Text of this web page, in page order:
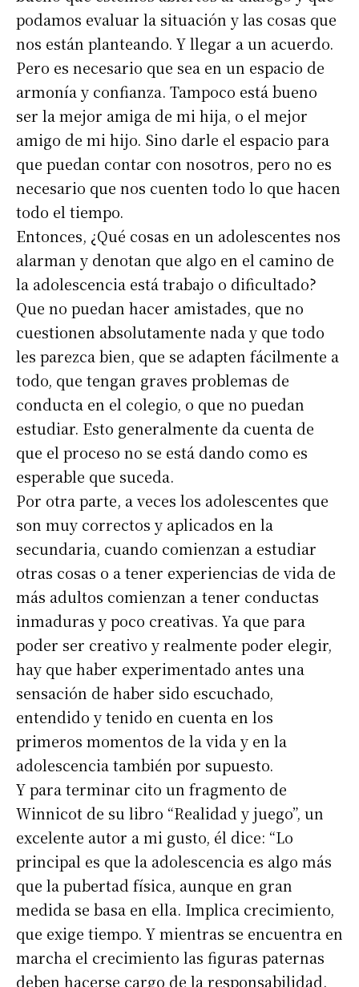
Apellidos
Número de teléfono
podamos evaluar la situación y las cosas que
nos están planteando. Y llegar a un acuerdo.
Pero es necesario que sea en un espacio de
armonía y confianza. Tampoco está bueno
ser la mejor amiga de mi hija, o el mejor
amigo de mi hijo. Sino darle el espacio para
que puedan contar con nosotros, pero no es
necesario que nos cuenten todo lo que hacen
todo el tiempo.
Entonces, ¿Qué cosas en un adolescentes nos
alarman y denotan que algo en el camino de
la adolescencia está trabajo o dificultado?
Que no puedan hacer amistades, que no
cuestionen absolutamente nada y que todo
les parezca bien, que se adapten fácilmente a
todo, que tengan graves problemas de
conducta en el colegio, o que no puedan
estudiar. Esto generalmente da cuenta de
que el proceso no se está dando como es
esperable que suceda.
Por otra parte, a veces los adolescentes que
son muy correctos y aplicados en la
secundaria, cuando comienzan a estudiar
otras cosas o a tener experiencias de vida de
más adultos comienzan a tener conductas
inmaduras y poco creativas. Ya que para
poder ser creativo y realmente poder elegir,
hay que haber experimentado antes una
sensación de haber sido escuchado,
entendido y tenido en cuenta en los
primeros momentos de la vida y en la
adolescencia también por supuesto.
Y para terminar cito un fragmento de
Winnicot de su libro “Realidad y juego”, un
excelente autor a mi gusto, él dice: “Lo
principal es que la adolescencia es algo más
que la pubertad física, aunque en gran
medida se basa en ella. Implica crecimiento,
que exige tiempo. Y mientras se encuentra en
marcha el crecimiento las figuras paternas
deben hacerse cargo de la responsabilidad.